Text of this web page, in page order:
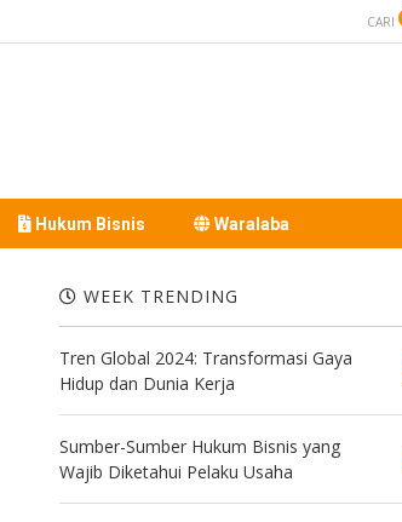
CARI
Hukum Bisnis Waralaba
WEEK TRENDING
Tren Global 2024: Transformasi Gaya
Hidup dan Dunia Kerja
Sumber-Sumber Hukum Bisnis yang
Wajib Diketahui Pelaku Usaha